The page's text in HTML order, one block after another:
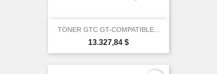
TONER GTC GT-COMPATIBLE...
Precio
13.327,84 $